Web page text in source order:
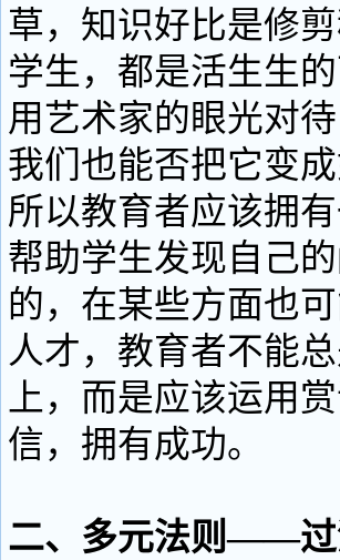
草，知识好比是修
学生，都是活生生
用艺术家的眼光对
我们也能否把它变
所以教育者应该拥
帮助学生发现自己
的，在某些方面也
人才，教育者不能
上，而是应该运用
信，拥有成功。
二、多元法则——过